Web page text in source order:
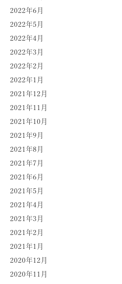
2022年6月
2022年5月
2022年4月
2022年3月
2022年2月
2022年1月
2021年12月
2021年11月
2021年10月
2021年9月
2021年8月
2021年7月
2021年6月
2021年5月
2021年4月
2021年3月
2021年2月
2021年1月
2020年12月
2020年11月